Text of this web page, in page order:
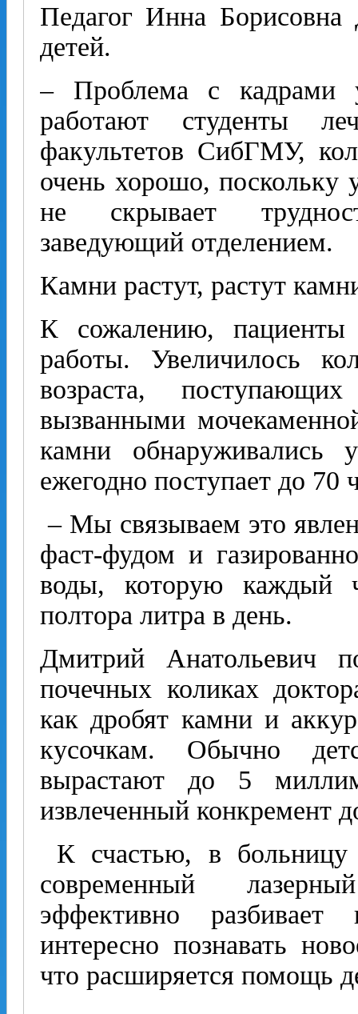
Педагог Инна Борисовна
детей.
– Проблема с кадрами
работают студенты
факультетов СибГМУ,
очень хорошо, поскольку
не скрывает
заведующий отделением.
Камни растут, растут
К сожалению,
работы. Увеличилось
возраста,
вызванными
камни
ежегодно поступает до 70
– Мы связываем это
фаст-фудом и
воды, которую каждый
полтора литра в день.
Дмитрий Анатольевич
почечных коликах
как дробят камни и
кусочкам. Обычно
вырастают до 5
извлеченный конкремент
К счастью, в больницу
современный
эффективно
интересно познавать
что расширяется помощь